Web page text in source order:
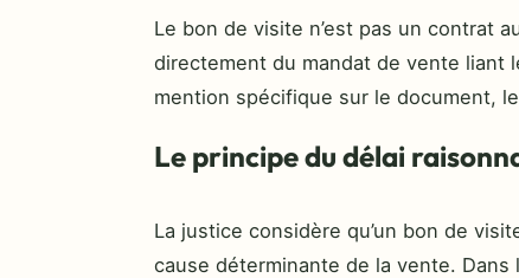
Le bon de visite n’est pas un contrat
directement du mandat de vente liant
mention spécifique sur le document,
Le principe du délai
La justice considère qu’un bon de
cause déterminante de la vente.